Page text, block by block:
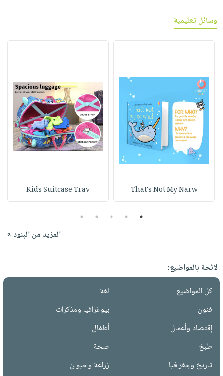
وسائل تعليمية
That's Not My Narw
Kids Suitcase Trav
1
2
3
4
5
المزيد من البنود »
لائحة بالمواضيع:
كل المواضيع
لغة
فنون
بيوغرافيا ومذكرات
إقتصاد وأعمال
أطفال
طبخ
صحة
تاريخ وجغرافيا
زراعة وحيوان